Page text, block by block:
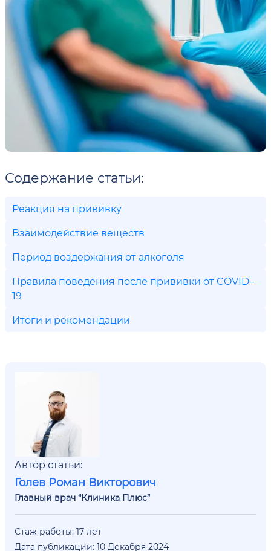
Содержание статьи:
Реакция на прививку
Взаимодействие веществ
Период воздержания от алкоголя
Правила поведения после прививки от COVID–
19
Итоги и рекомендации
Автор статьи:
Голев Роман Викторович
Главный врач “Клиника Плюс”
Стаж работы: 17 лет
Дата публикации: 10 Декабря 2024